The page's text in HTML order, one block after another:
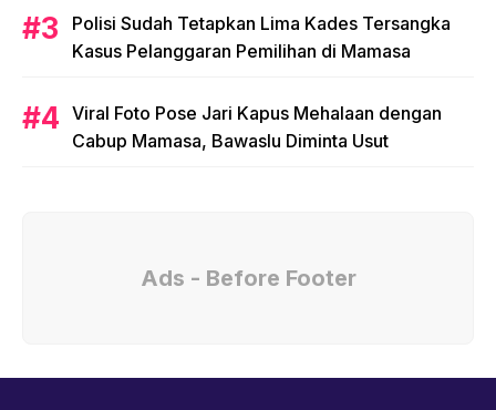
Polisi Sudah Tetapkan Lima Kades Tersangka
Kasus Pelanggaran Pemilihan di Mamasa
Viral Foto Pose Jari Kapus Mehalaan dengan
Cabup Mamasa, Bawaslu Diminta Usut
Ads - Before Footer